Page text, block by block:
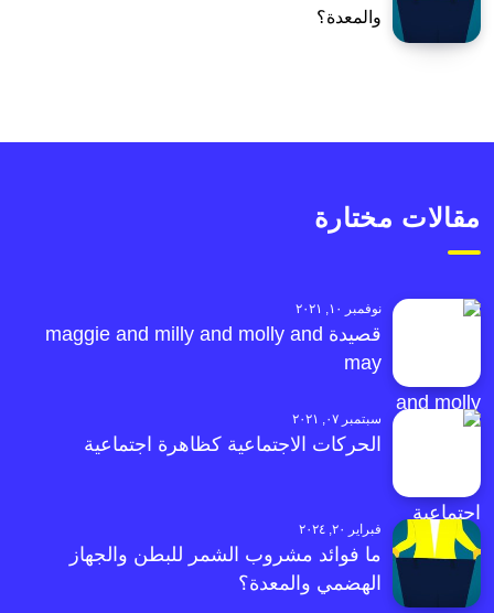
والمعدة؟
مقالات مختارة
نوفمبر ١٠, ٢٠٢١
قصيدة maggie and milly and molly and
may
سبتمبر ٠٧, ٢٠٢١
الحركات الاجتماعية كظاهرة اجتماعية
فبراير ٢٠, ٢٠٢٤
ما فوائد مشروب الشمر للبطن والجهاز
الهضمي والمعدة؟